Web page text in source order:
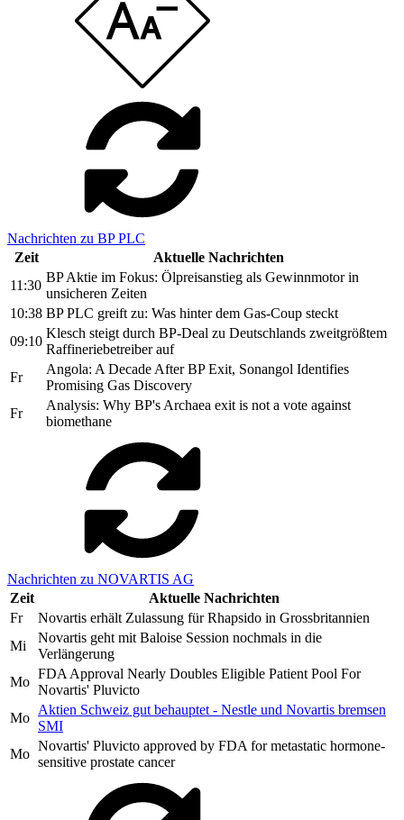
Nachrichten zu BP PLC
Zeit
Aktuelle Nachrichten
11:30
BP Aktie im Fokus: Ölpreisanstieg als Gewinnmotor in
unsicheren Zeiten
10:38 BP PLC greift zu: Was hinter dem Gas-Coup steckt
09:10
Klesch steigt durch BP-Deal zu Deutschlands zweitgrößtem
Raffineriebetreiber auf
Fr
Angola: A Decade After BP Exit, Sonangol Identifies
Promising Gas Discovery
Fr
Analysis: Why BP's Archaea exit is not a vote against
biomethane
Nachrichten zu NOVARTIS AG
Zeit
Aktuelle Nachrichten
Fr
Novartis erhält Zulassung für Rhapsido in Grossbritannien
Mi
Novartis geht mit Baloise Session nochmals in die
Verlängerung
Mo
FDA Approval Nearly Doubles Eligible Patient Pool For
Novartis' Pluvicto
Mo
Aktien Schweiz gut behauptet - Nestle und Novartis bremsen
SMI
Mo
Novartis' Pluvicto approved by FDA for metastatic hormone-
sensitive prostate cancer